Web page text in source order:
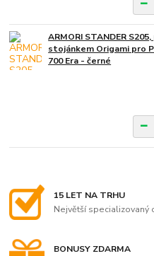
ARMORI STANDER
stojánkem Origami pro
700 Era - černé
15 LET NA TRHU
Největší specializovaný
BONUSY ZDARMA